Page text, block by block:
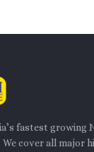
fastest growing
We cover all major